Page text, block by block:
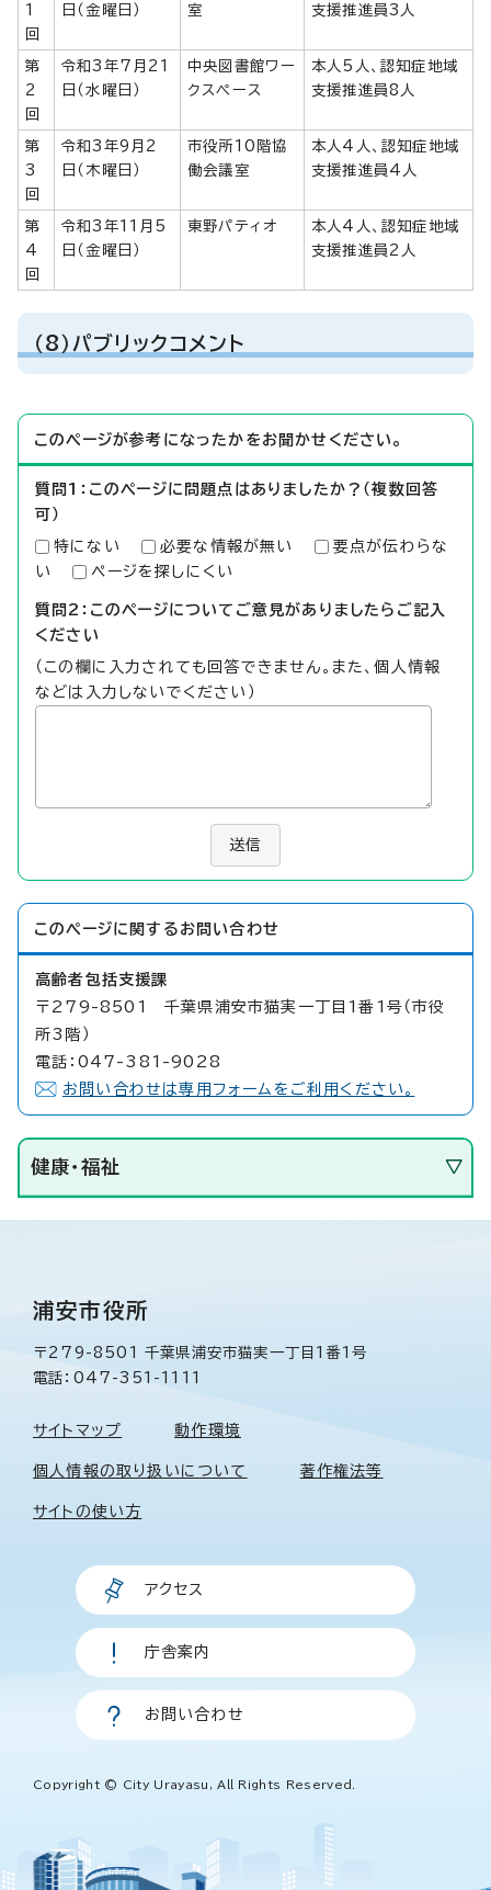
1
回
日（金曜日）
室
支援推進員3人
第
2
回
令和3年7月21
日（水曜日）
中央図書館ワー
クスペース
本人5人、認知症地域
支援推進員8人
第
3
回
令和3年9月2
日（木曜日）
市役所10階協
働会議室
本人4人、認知症地域
支援推進員4人
第
4
回
令和3年11月5
日（金曜日）
東野パティオ
本人4人、認知症地域
支援推進員2人
（8）パブリックコメント
このページが参考になったかをお聞かせください。
質問1：このページに問題点はありましたか？（複数回答
可）
特にない 必要な情報が無い
要点が伝わらな
い
ページを探しにくい
質問2：このページについてご意見がありましたらご記入
ください
（この欄に入力されても回答できません。また、個人情報
などは入力しないでください）
送信
このページに関する お問い合わせ
高齢者包括支援課
〒279-8501 千葉県浦安市猫実一丁目1番1号（市役
所3階）
電話：047-381-9028
お問い合わせは専用フォームをご利用ください。
健康・福祉
浦安市役所
〒279-8501 千葉県浦安市猫実一丁目1番1号
電話：047-351-1111
サイトマップ 動作環境
個人情報の取り扱いについて 著作権法等
サイトの使い方
アクセス
庁舎案内
お問い合わせ
Copyright © City Urayasu, All Rights Reserved.